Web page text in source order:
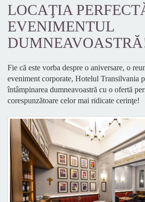
LOCAŢIA
EVENIMENTUL
Fie că este vorba despre o aniversare, o
eveniment corporate, Hotelul Transilvania
întâmpinarea dumneavoastră cu o ofertă
corespunzătoare celor mai ridicate cerinţe!